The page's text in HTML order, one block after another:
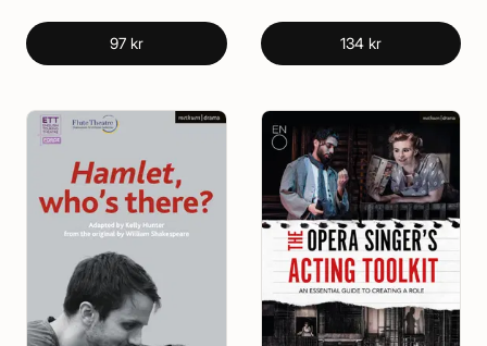
97 kr 134 kr